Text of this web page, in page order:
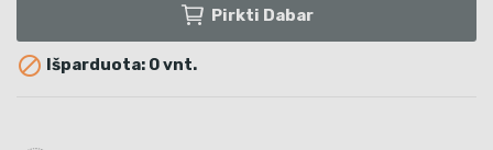
Pirkti Dabar
 Išparduota: 0 vnt.